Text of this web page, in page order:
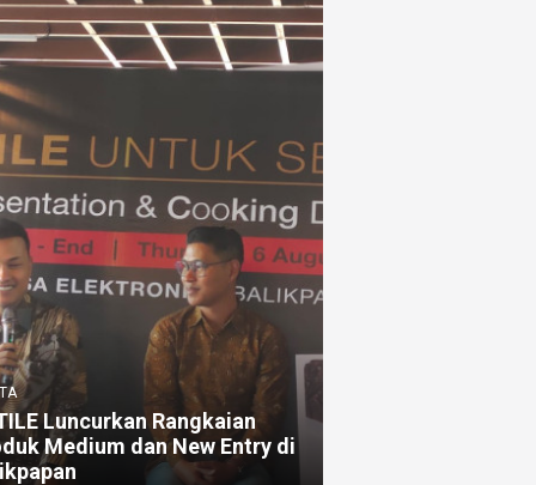
Luncurkan Rangkaian
Medium dan New Entry di